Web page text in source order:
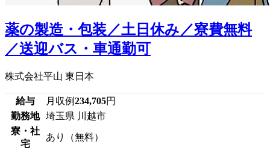
薬の製造・包装／土日休み／寮費無料
／送迎バス・車通勤可
株式会社平山 東日本
給与 月収例234,705円
勤務地
埼玉県 川越市
寮・社
宅
あり（無料）